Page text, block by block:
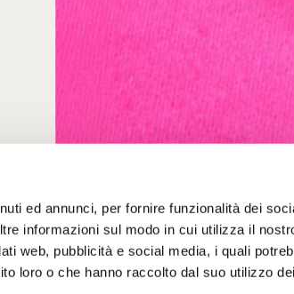
ed annunci, per fornire funzionalità dei
informazioni sul modo in cui utilizza il
web, pubblicità e social media, i quali
loro o che hanno raccolto dal suo utilizzo